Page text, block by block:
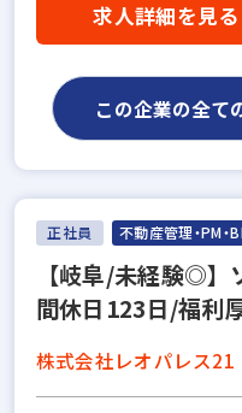
求人詳細を見る
この企業の全て
正社員 不動産管理・PM・
【岐阜/未経験◎
間休日123日/福利
株式会社レオパレス21